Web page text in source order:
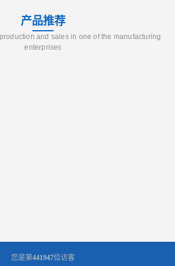
产品推荐
and sales in one of the manufacturing
enterprises
您是第441947位访客